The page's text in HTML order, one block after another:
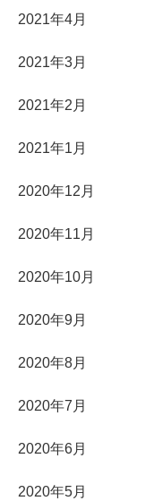
2021年4月
2021年3月
2021年2月
2021年1月
2020年12月
2020年11月
2020年10月
2020年9月
2020年8月
2020年7月
2020年6月
2020年5月